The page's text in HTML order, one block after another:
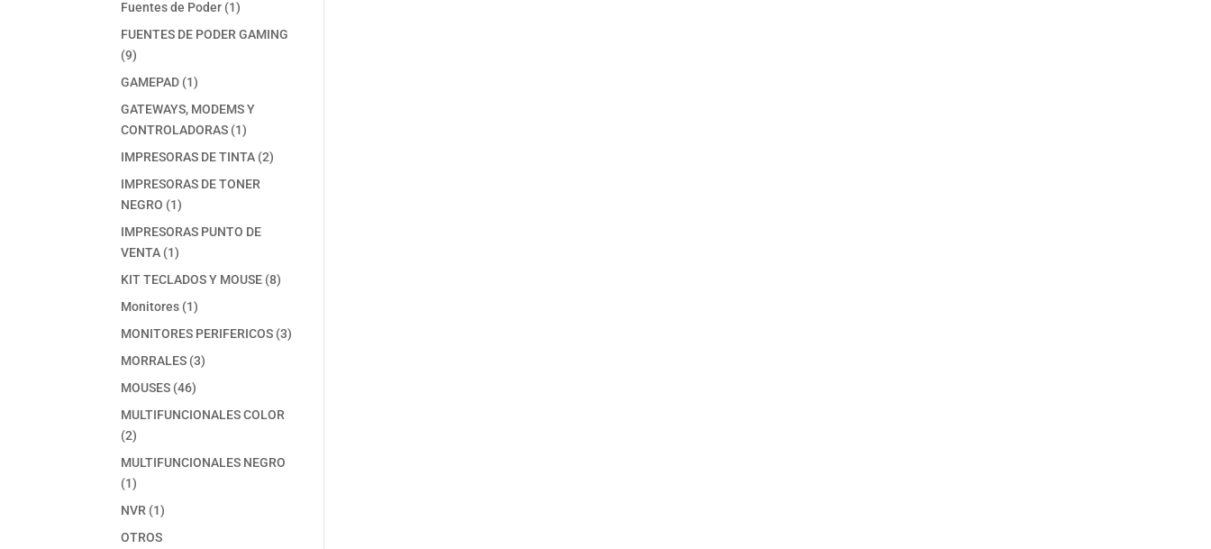
Fuentes de Poder 11
producto
FUENTES DE PODER GAMING
99
productos
GAMEPAD 11
producto
GATEWAYS, MODEMS Y
CONTROLADORAS 11
producto
IMPRESORAS DE TINTA 22
IMPRESORAS DE TONER
NEGRO
11
producto
IMPRESORAS PUNTO DE
VENTA 11
producto
KIT TECLADOS Y MOUSE 88
Monitores 11
producto
MONITORES PERIFERICOS 33
MORRALES 33
MOUSES 4646
productos
MULTIFUNCIONALES COLOR
22
productos
MULTIFUNCIONALES NEGRO
11
producto
NVR 11
producto
OTROS